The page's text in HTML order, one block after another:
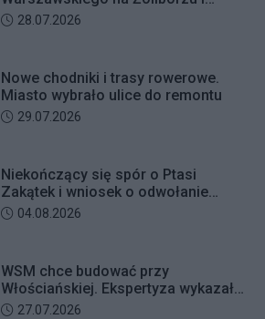
Mężczyzna usłyszał zarzut
Bielanach
Data dodania artykułu:
28.07.2026
Nowe chodniki i trasy rowerowe.
Miasto wybrało ulice do remontu
Data dodania artykułu:
29.07.2026
Niekończący się spór o Ptasi
Zakątek i wniosek o odwołanie
przewodniczącego Rady Dzielnicy
Data dodania artykułu:
04.08.2026
WSM chce budować przy
Włościańskiej. Ekspertyza wykazała
problemy z gruntem pod
Data dodania artykułu:
27.07.2026